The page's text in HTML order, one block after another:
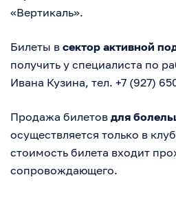
«Вертикаль».
Билеты в сектор активной
получить у специалиста по
Ивана Кузина, тел. +7 (927)
Продажа билетов для
осуществляется только в
стоимость билета входит
сопровождающего.